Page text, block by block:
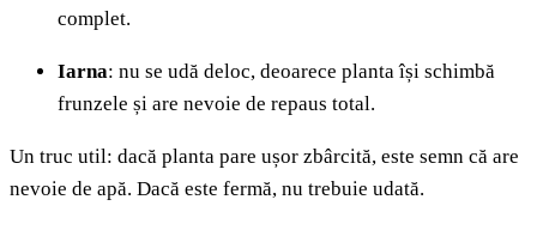
complet.
Iarna: nu se udă deloc, deoarece planta își schimbă
frunzele și are nevoie de repaus total.
Un truc util: dacă planta pare ușor zbârcită, este semn că are
nevoie de apă. Dacă este fermă, nu trebuie udată.